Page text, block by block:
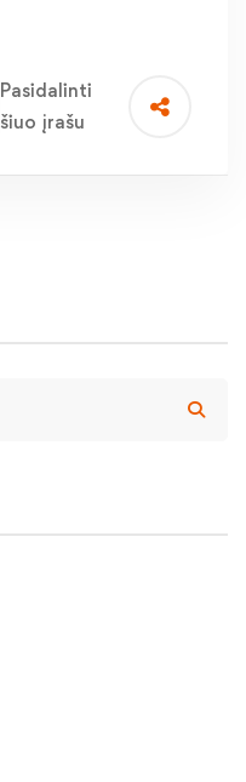
Pasidalinti
šiuo įrašu